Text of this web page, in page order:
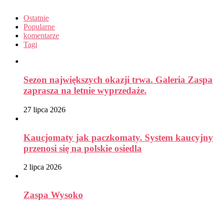
Ostatnie
Popularne
komentarze
Tagi
Sezon największych okazji trwa. Galeria Zaspa
zaprasza na letnie wyprzedaże.
27 lipca 2026
Kaucjomaty jak paczkomaty. System kaucyjny
przenosi się na polskie osiedla
2 lipca 2026
Zaspa Wysoko